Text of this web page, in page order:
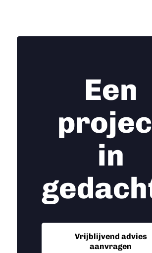
Een
in
Vrijblijvend advies
aanvragen